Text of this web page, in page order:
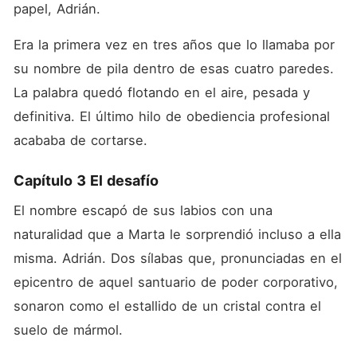
papel, Adrián.
Era la primera vez en tres años que lo llamaba por
su nombre de pila dentro de esas cuatro paredes.
La palabra quedó flotando en el aire, pesada y
definitiva. El último hilo de obediencia profesional
acababa de cortarse.
Capítulo 3 El desafío
El nombre escapó de sus labios con una
naturalidad que a Marta le sorprendió incluso a ella
misma. Adrián. Dos sílabas que, pronunciadas en el
epicentro de aquel santuario de poder corporativo,
sonaron como el estallido de un cristal contra el
suelo de mármol.